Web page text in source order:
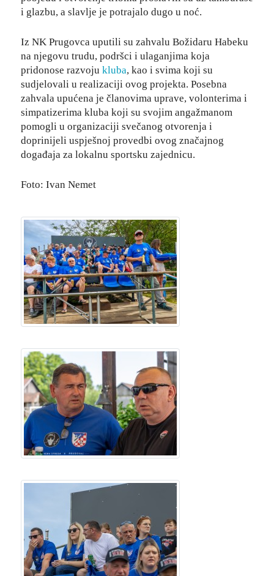
i glazbu, a slavlje je potrajalo dugo u noć.
Iz NK Prugovca uputili su zahvalu Božidaru Habeku
na njegovu trudu, podršci i ulaganjima koja
pridonose razvoju kluba, kao i svima koji su
sudjelovali u realizaciji ovog projekta. Posebna
zahvala upućena je članovima uprave, volonterima i
simpatizerima kluba koji su svojim angažmanom
pomogli u organizaciji svečanog otvorenja i
doprinijeli uspješnoj provedbi ovog značajnog
događaja za lokalnu sportsku zajednicu.
Foto: Ivan Nemet